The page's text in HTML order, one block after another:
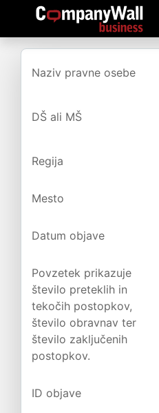
Naziv pravne osebe
DŠ ali MŠ
Regija
Mesto
Datum objave
Povzetek prikazuje
število preteklih in
tekočih postopkov,
število obravnav ter
število zaključenih
postopkov.
ID objave